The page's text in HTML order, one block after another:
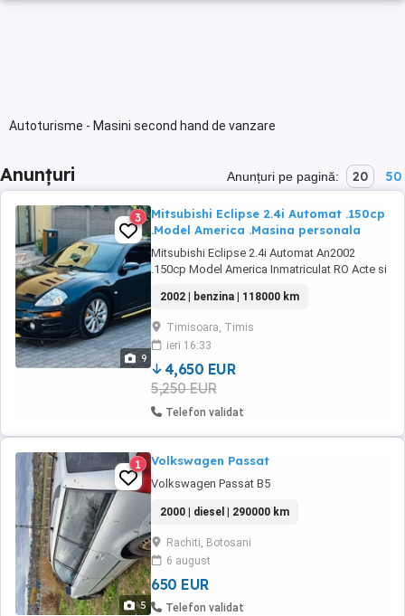
Autoturisme - Masini second hand de vanzare
Anunțuri Anunțuri pe pagină: 20 50
9
3
Mitsubishi Eclipse 2.4i Automat .150cp
.Model America .Masina personala
Mitsubishi Eclipse 2.4i Automat An2002
.150cp Model America Inmatriculat RO Acte si
automata Navigatie DVD (aftermarket) Lipuri
praguri si bara Jante 17 aliag anvelope iarna
Fara rugina Mici imperfectiuni estetice
Functioneaza f.bine Accept unele variante ...
2002 | benzina | 118000 km
Timisoara, Timis
ieri 16:33
4,650 EUR
5,250 EUR
Telefon validat
5
1 Volkswagen Passat
Volkswagen Passat B5
2000 | diesel | 290000 km
Rachiti, Botosani
6 august
650 EUR
Telefon validat